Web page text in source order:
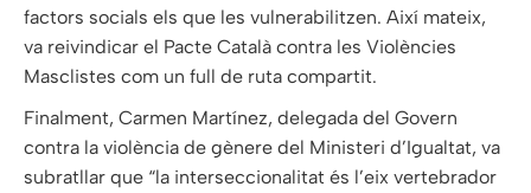
factors socials els que les vulnerabilitzen. Així mateix,
va reivindicar el Pacte Català contra les Violències
Masclistes com un full de ruta compartit.
Finalment, Carmen Martínez, delegada del Govern
contra la violència de gènere del Ministeri d’Igualtat, va
subratllar que “la interseccionalitat és l’eix vertebrador